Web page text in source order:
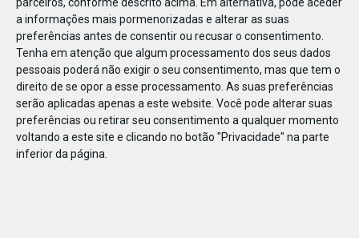
a informações mais pormenorizadas e alterar as suas
preferências antes de consentir ou recusar o consentimento.
Tenha em atenção que algum processamento dos seus dados
pessoais poderá não exigir o seu consentimento, mas que tem o
direito de se opor a esse processamento. As suas preferências
serão aplicadas apenas a este website. Você pode alterar suas
preferências ou retirar seu consentimento a qualquer momento
voltando a este site e clicando no botão "Privacidade" na parte
inferior da página.
827382018565206